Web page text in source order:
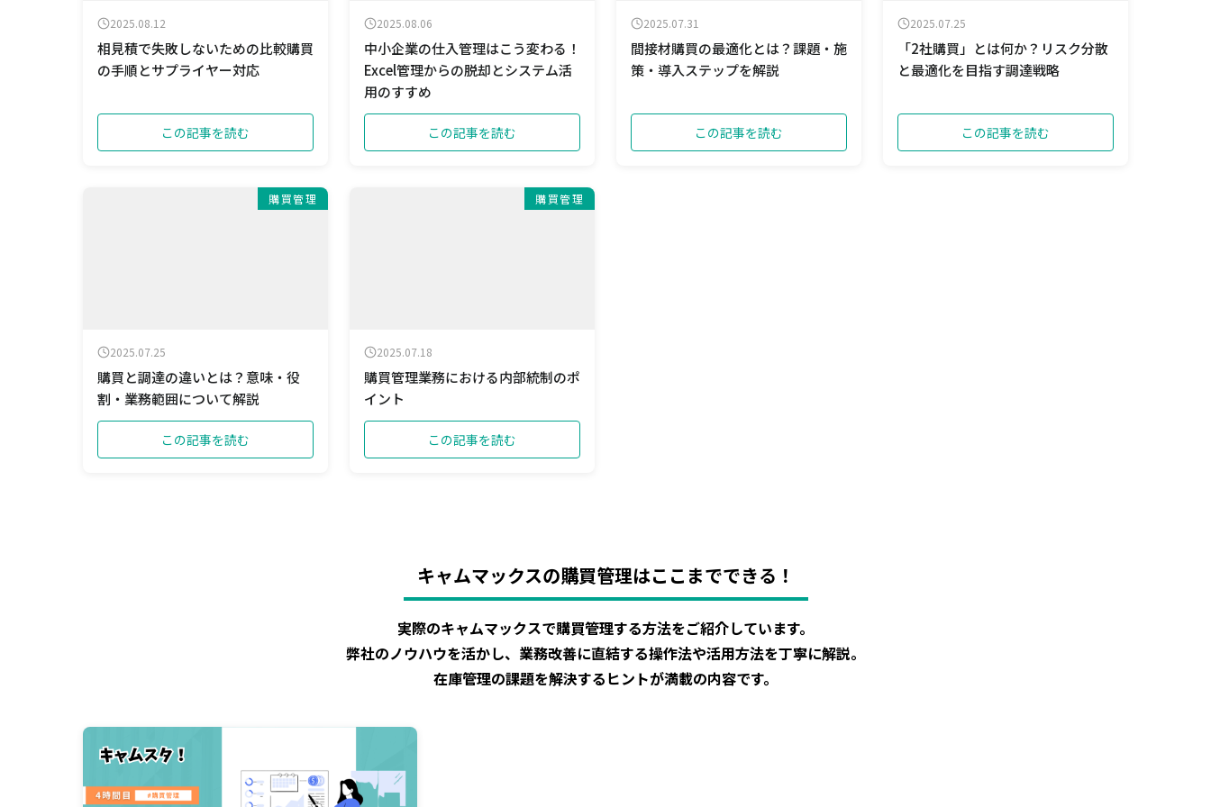
2025.08.12
相見積で失敗しないための比較購買
の手順とサプライヤー対応
この記事を読む
2025.08.06
中小企業の仕入管理はこう変わる！
Excel管理からの脱却とシステム活
用のすすめ
この記事を読む
2025.07.31
間接材購買の最適化とは？課題・施
策・導入ステップを解説
この記事を読む
2025.07.25
「2社購買」とは何か？リスク分散
と最適化を目指す調達戦略
この記事を読む
購買管理
2025.07.25
購買と調達の違いとは？意味・役
割・業務範囲について解説
この記事を読む
購買管理
2025.07.18
購買管理業務における内部統制のポ
イント
この記事を読む
キャムマックスの購買管理はここまでできる！
実際のキャムマックスで購買管理する方法をご紹介しています。
弊社のノウハウを活かし、業務改善に直結する操作法や活用方法を丁寧に解説。
在庫管理の課題を解決するヒントが満載の内容です。